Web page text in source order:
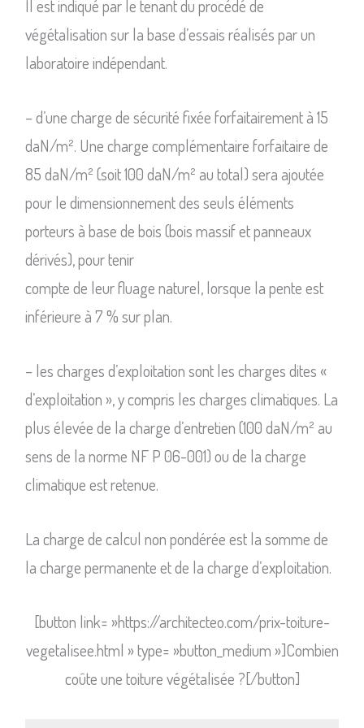
Il est indiqué par le tenant du procédé de
végétalisation sur la base d’essais réalisés par un
laboratoire indépendant.
– d’une charge de sécurité fixée forfaitairement à 15
daN/m². Une charge complémentaire forfaitaire de
85 daN/m² (soit 100 daN/m² au total) sera ajoutée
pour le dimensionnement des seuls éléments
porteurs à base de bois (bois massif et panneaux
dérivés), pour tenir
compte de leur fluage naturel, lorsque la pente est
inférieure à 7 % sur plan.
– les charges d’exploitation sont les charges dites «
d’exploitation », y compris les charges climatiques. La
plus élevée de la charge d’entretien (100 daN/m² au
sens de la norme NF P 06-001) ou de la charge
climatique est retenue.
La charge de calcul non pondérée est la somme de
la charge permanente et de la charge d’exploitation.
[button link= »https://architecteo.com/prix-toiture-
vegetalisee.html » type= »button_medium »]Combien
coûte une toiture végétalisée ?[/button]